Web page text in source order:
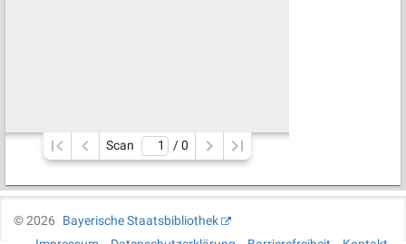
Scan / 0
©2026
Bayerische Staatsbibliothek